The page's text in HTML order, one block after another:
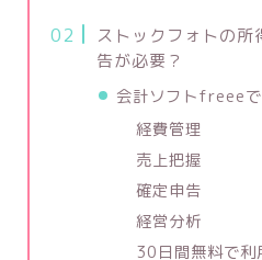
ストックフォトの
告が必要？
会計ソフトfreee
経費管理
売上把握
確定申告
経営分析
30日間無料で利